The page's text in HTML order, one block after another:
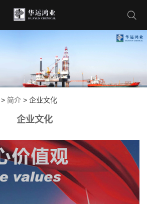
> 简介 > 企业文化
企业文化